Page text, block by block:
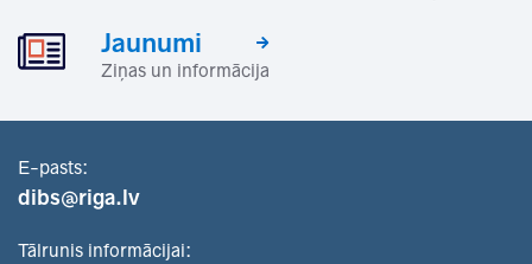
Jaunumi
Ziņas un informācija
E-pasts:
dibs@riga.lv
Tālrunis informācijai: